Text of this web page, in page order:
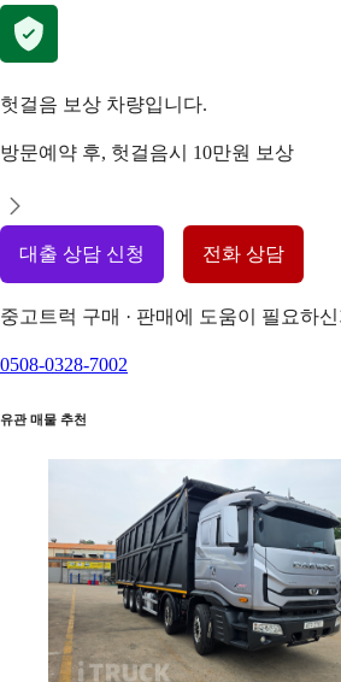
헛걸음 보상 차량입니다.
방문예약 후, 헛걸음시 10만원 보상
대출 상담 신청 전화 상담
중고트럭 구매 · 판매에 도움이 필요하
0508-0328-7002
유관 매물 추천